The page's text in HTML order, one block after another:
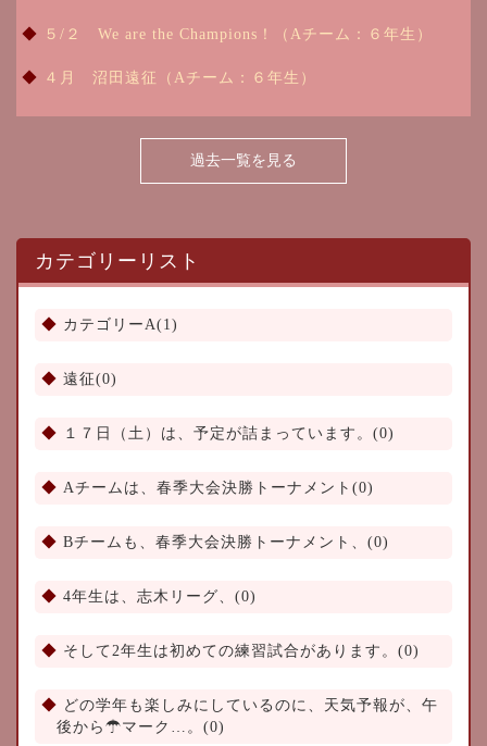
５/２ We are the Champions！（Aチーム：６年生）
４月 沼田遠征（Aチーム：６年生）
過去一覧を見る
カテゴリーリスト
カテゴリーA(1)
遠征(0)
１７日（土）は、予定が詰まっています。(0)
Aチームは、春季大会決勝トーナメント(0)
Bチームも、春季大会決勝トーナメント、(0)
4年生は、志木リーグ、(0)
そして2年生は初めての練習試合があります。(0)
どの学年も楽しみにしているのに、天気予報が、午
後から☂マーク…。(0)